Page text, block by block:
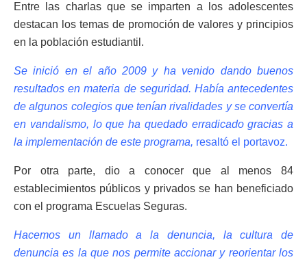
Entre las charlas que se imparten a los adolescentes
destacan los temas de promoción de valores y principios
en la población estudiantil.
Se inició en el año 2009 y ha venido dando buenos
resultados en materia de seguridad. Había antecedentes
de algunos colegios que tenían rivalidades y se convertía
en vandalismo, lo que ha quedado erradicado gracias a
la implementación de este programa, resaltó el portavoz.
Por otra parte, dio a conocer que al menos 84
establecimientos públicos y privados se han beneficiado
con el programa Escuelas Seguras.
Hacemos un llamado a la denuncia, la cultura de
denuncia es la que nos permite accionar y reorientar los